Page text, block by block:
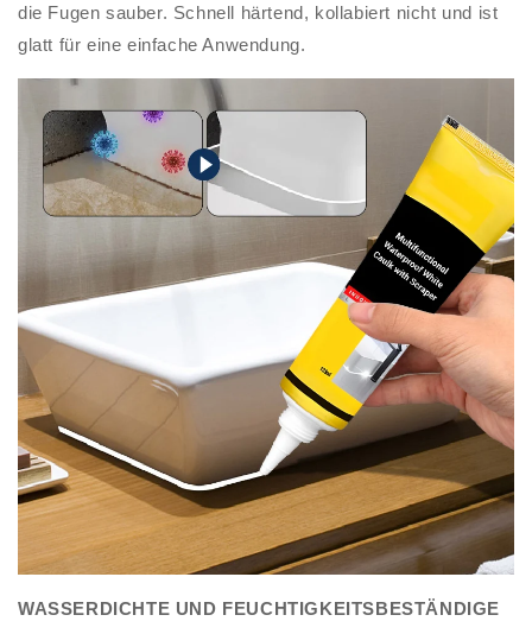
die Fugen sauber. Schnell härtend, kollabiert nicht und ist
glatt für eine einfache Anwendung.
WASSERDICHTE UND FEUCHTIGKEITSBESTÄNDIGE